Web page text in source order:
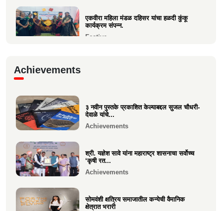
एकवीरा महिला मंडळ दहिसर यांचा हळदी कुंकू
कार्यक्रम संपन्न.
Festive
श्री. श्रीहास चुरी यांच्या आयईसीए फाउंडेशनच्या
पुरुष वृद्धाश...
Festive
Achievements
३ नवीन पुस्तके प्रकाशित केल्याबद्दल सुजल चौधरी-
देवाळे यांचे...
Achievements
श्री. यज्ञेश सावे यांना महाराष्ट्र शासनाचा सर्वोच्च
‘कृषी रत...
Achievements
सोमवंशी क्षत्रिय समाजातील कन्येची वैमानिक
क्षेत्रात भरारी